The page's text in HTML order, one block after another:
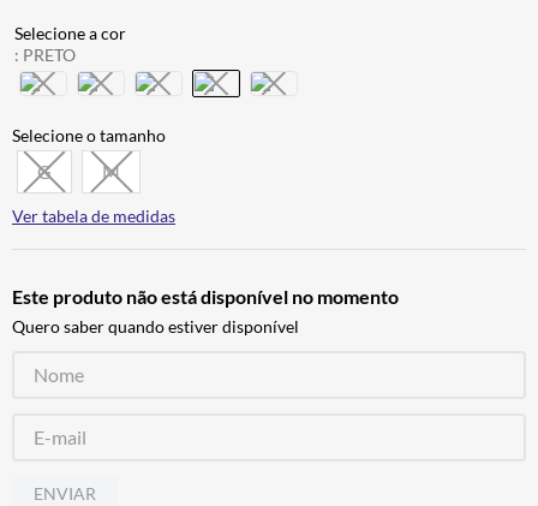
: PRETO
G M
Ver tabela de medidas
Este produto não está disponível no momento
Quero saber quando estiver disponível
ENVIAR
8º
9 AIROH
10º BOTAS